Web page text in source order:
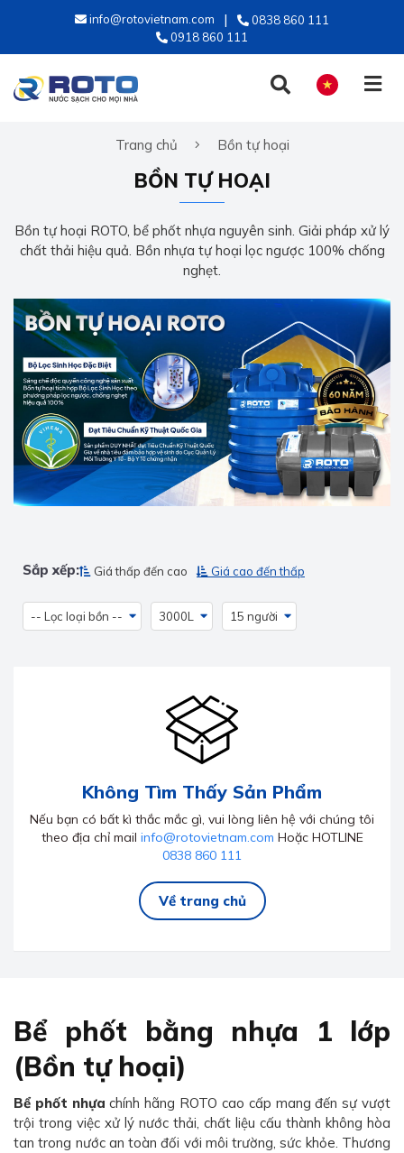
info@rotovietnam.com
0838 860 111
0918 860 111
Trang chủ Bồn tự hoại
BỒN TỰ HOẠI
Bồn tự hoại ROTO, bể phốt nhựa nguyên sinh. Giải pháp xử lý
chất thải hiệu quả. Bồn nhựa tự hoại lọc ngược 100% chống
nghẹt.
Sắp xếp: Giá thấp đến cao Giá cao đến thấp
-- Lọc loại bồn -- 3000L 15 người
Không Tìm Thấy Sản Phẩm
Nếu bạn có bất kì thắc mắc gì, vui lòng liên hệ với chúng tôi
theo địa chỉ mail info@rotovietnam.com Hoặc HOTLINE
0838 860 111
Về trang chủ
Bể phốt bằng nhựa 1 lớp
(Bồn tự hoại)
Bể phốt nhựa chính hãng ROTO cao cấp mang đến sự vượt
trội trong việc xử lý nước thải, chất liệu cấu thành không hòa
tan trong nước an toàn đối với môi trường, sức khỏe. Thương